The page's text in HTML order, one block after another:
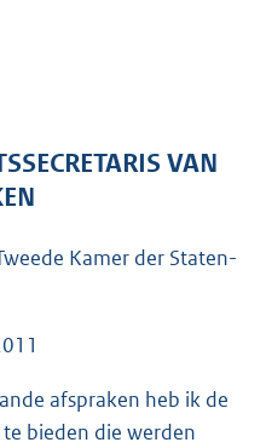
5
VAN
Kamer der Staten-
afspraken heb ik de
bieden die werden